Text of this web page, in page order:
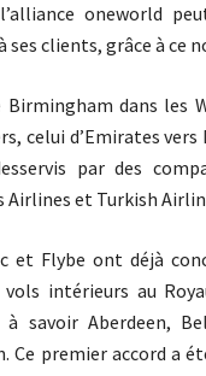
oneworld
ses clients, grâce à ce
Birmingham dans les
celui d’Emirates
par des
Airlines et Turkish
et Flybe ont déjà
vols intérieurs au
à savoir Aberdeen,
Ce premier accord a